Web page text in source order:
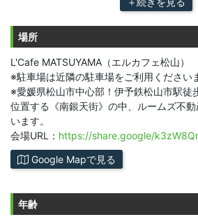
場所
L'Cafe MATSUYAMA（エルカフェ松山）
※駐車場は近隣の駐車場をご利用ください
※愛媛県松山市中心部！伊予鉄松山市駅徒
位置する《南銀天街》の中、ルームズ不
います。
会場URL： https://share.google/
Google Mapで見る
年齢